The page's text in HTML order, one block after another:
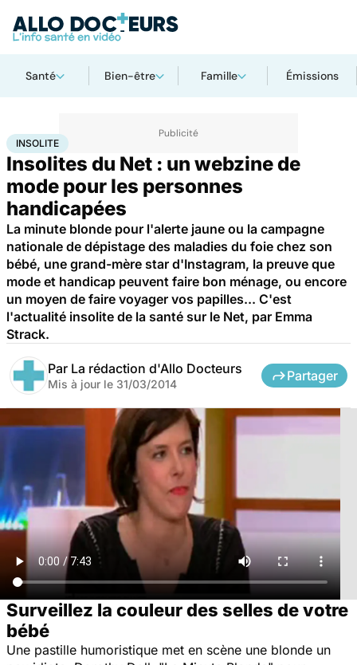
Santé Bien-être Famille Émissions
AccueilSanté
INSOLITE
Insolites du Net : un webzine de
mode pour les personnes
handicapées
La minute blonde pour l'alerte jaune ou la campagne
nationale de dépistage des maladies du foie chez son
bébé, une grand-mère star d'Instagram, la preuve que
mode et handicap peuvent faire bon ménage, ou encore
un moyen de faire voyager vos papilles... C'est
l'actualité insolite de la santé sur le Net, par Emma
Strack.
Par La rédaction d'Allo Docteurs
Mis à jour le 31/03/2014
Partager
Surveillez la couleur des selles de votre
bébé
Une pastille humoristique met en scène une blonde un